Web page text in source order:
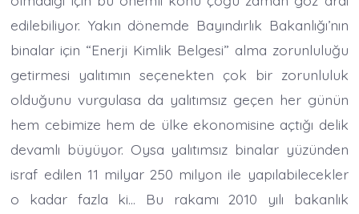
edilebiliyor. Yakın dönemde Bayındırlık Bakanlığı’nın
binalar için “Enerji Kimlik Belgesi” alma zorunluluğu
getirmesi yalıtımın seçenekten çok bir zorunluluk
olduğunu vurgulasa da yalıtımsız geçen her günün
hem cebimize hem de ülke ekonomisine açtığı delik
devamlı büyüyor. Oysa yalıtımsız binalar yüzünden
israf edilen 11 milyar 250 milyon ile yapılabilecekler
o kadar fazla ki… Bu rakamı 2010 yılı bakanlık